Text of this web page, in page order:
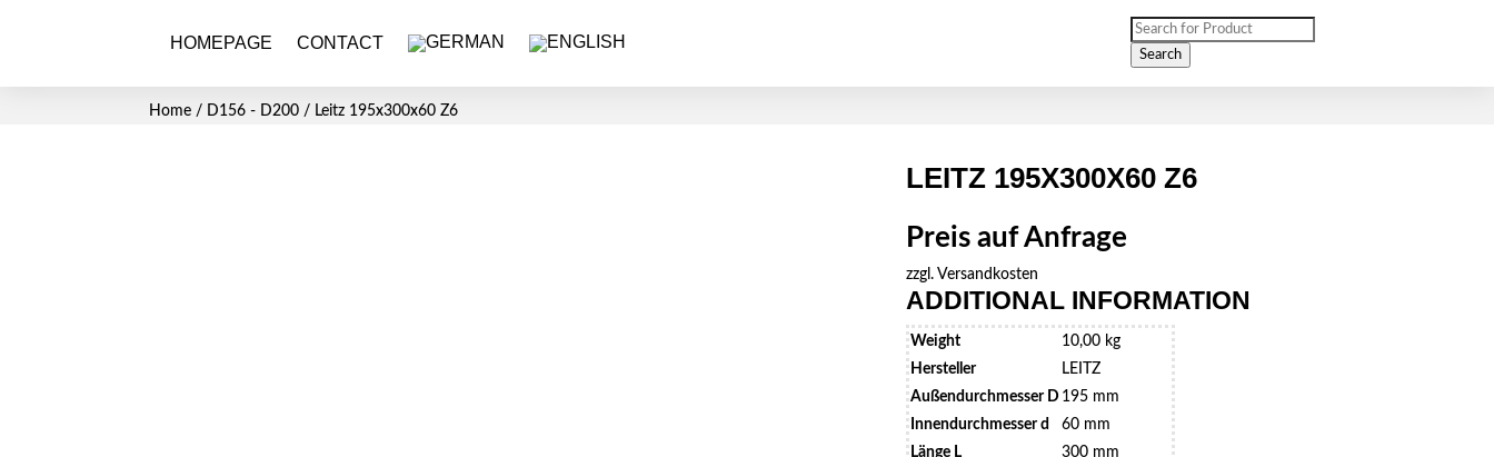
HOMEPAGE CONTACT
Products
search
Search
Home / D156 - D200 / Leitz 195x300x60 Z6
LEITZ 195X300X60 Z6
Preis auf Anfrage
zzgl. Versandkosten
ADDITIONAL INFORMATION
Weight
10,00 kg
Hersteller
LEITZ
Außendurchmesser D 195 mm
Innendurchmesser d
60 mm
Länge L
300 mm